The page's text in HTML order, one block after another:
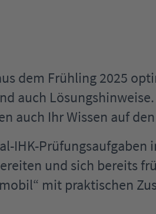
dem Frühling 2025
auch
auch Ihr Wissen auf
IHK-
und sich bereits
mit praktischen